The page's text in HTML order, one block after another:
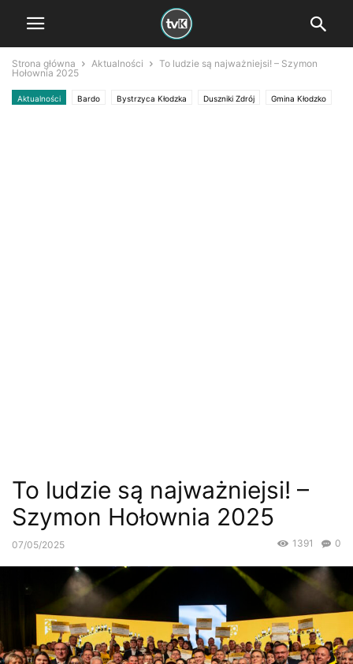
Strona główna Aktualności
To ludzie są najważniejsi! – Szymon
Hołownia 2025
Aktualności Bardo Bystrzyca Kłodzka Duszniki Zdrój Gmina Kłodzko
To ludzie są najważniejsi! –
Szymon Hołownia 2025
07/05/2025 0
1391